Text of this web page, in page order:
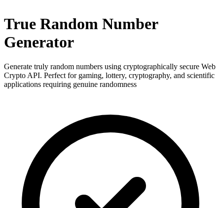
True Random Number
Generator
Generate truly random numbers using cryptographically secure Web
Crypto API. Perfect for gaming, lottery, cryptography, and scientific
applications requiring genuine randomness